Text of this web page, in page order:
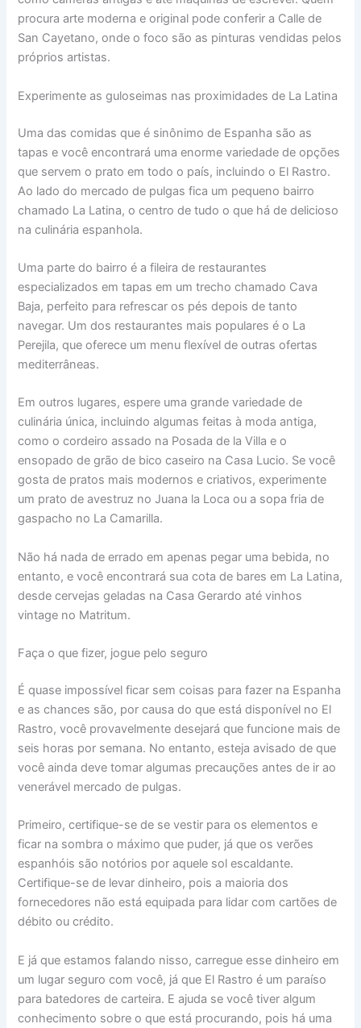
procura arte moderna e original pode conferir a Calle de
San Cayetano, onde o foco são as pinturas vendidas pelos
próprios artistas.
Experimente as guloseimas nas proximidades de La Latina
Uma das comidas que é sinônimo de Espanha são as
tapas e você encontrará uma enorme variedade de opções
que servem o prato em todo o país, incluindo o El Rastro.
Ao lado do mercado de pulgas fica um pequeno bairro
chamado La Latina, o centro de tudo o que há de delicioso
na culinária espanhola.
Uma parte do bairro é a fileira de restaurantes
especializados em tapas em um trecho chamado Cava
Baja, perfeito para refrescar os pés depois de tanto
navegar. Um dos restaurantes mais populares é o La
Perejila, que oferece um menu flexível de outras ofertas
mediterrâneas.
Em outros lugares, espere uma grande variedade de
culinária única, incluindo algumas feitas à moda antiga,
como o cordeiro assado na Posada de la Villa e o
ensopado de grão de bico caseiro na Casa Lucio. Se você
gosta de pratos mais modernos e criativos, experimente
um prato de avestruz no Juana la Loca ou a sopa fria de
gaspacho no La Camarilla.
Não há nada de errado em apenas pegar uma bebida, no
entanto, e você encontrará sua cota de bares em La Latina,
desde cervejas geladas na Casa Gerardo até vinhos
vintage no Matritum.
Faça o que fizer, jogue pelo seguro
É quase impossível ficar sem coisas para fazer na Espanha
e as chances são, por causa do que está disponível no El
Rastro, você provavelmente desejará que funcione mais de
seis horas por semana. No entanto, esteja avisado de que
você ainda deve tomar algumas precauções antes de ir ao
venerável mercado de pulgas.
Primeiro, certifique-se de se vestir para os elementos e
ficar na sombra o máximo que puder, já que os verões
espanhóis são notórios por aquele sol escaldante.
Certifique-se de levar dinheiro, pois a maioria dos
fornecedores não está equipada para lidar com cartões de
débito ou crédito.
E já que estamos falando nisso, carregue esse dinheiro em
um lugar seguro com você, já que El Rastro é um paraíso
para batedores de carteira. E ajuda se você tiver algum
conhecimento sobre o que está procurando, pois há uma